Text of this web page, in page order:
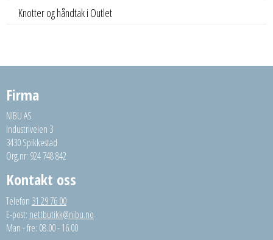
Knotter og håndtak i Outlet
Firma
NIBU AS
Industriveien 3
3430 Spikkestad
Org.nr: 924 748 842
Kontakt oss
Telefon 31 29 76 00
E-post: nettbutikk@nibu.no
Man - fre: 08.00 - 16.00